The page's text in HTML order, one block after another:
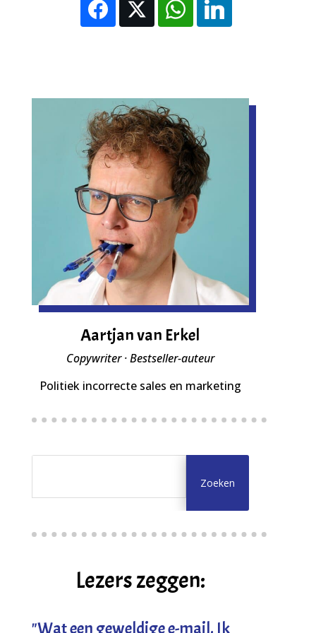
Aartjan van Erkel
Copywriter · Bestseller-auteur
Politiek incorrecte sales en marketing
Lezers zeggen:
"Wat een geweldige e-mail. Ik